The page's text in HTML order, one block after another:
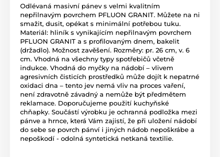
Odlévaná masivní pánev s velmi kvalitním
nepřilnavým povrchem PFLUON GRANIT. Můžete na ni
smažit, dusit, opékat s minimální potřebou tuku.
Materiál: hliník s vynikajícím nepřilnavým povrchem
PFLUON GRANIT a s profilovaným dnem, bakelit
(držadlo). Možnost zavěšení. Rozměry: pr. 26 cm, v. 6
cm. Vhodná na všechny typy spotřebičů včetně
indukce. Vhodná do myčky na nádobí – vlivem
agresivních čisticích prostředků může dojít k nepatrné
oxidaci dna – tento jev nemá vliv na proces vaření,
není zdravotně závadný a nemůže být předmětem
reklamace. Doporučujeme použití kuchyňské
chňapky. Součástí výrobku je ochranná podložka mezi
pánve a hrnce, která Vám zajistí, že při uložení nádobí
do sebe se povrch pánví i jiných nádob nepoškrábe a
nepoškodí - odolná syntetická netkaná textilie.